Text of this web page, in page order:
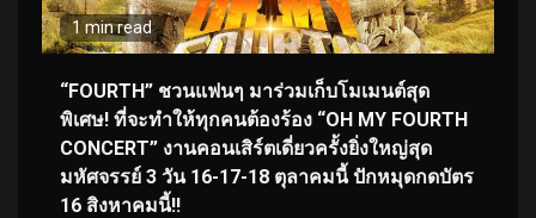
1 min read
“FOURTH” ชวนแฟนๆ มาร่วมเก็บโมเมนต์สุด
พิเศษ! ที่จะทำให้ทุกคนต้องร้อง “OH MY FOURTH
CONCERT” งานคอนเสิร์ตเดี่ยวครั้งยิ่งใหญ่สุด
มหัศจรรย์ 3 วัน 16-17-18 ตุลาคมนี้ ปักหมุดกดบัตร
16 สิงหาคมนี้!!